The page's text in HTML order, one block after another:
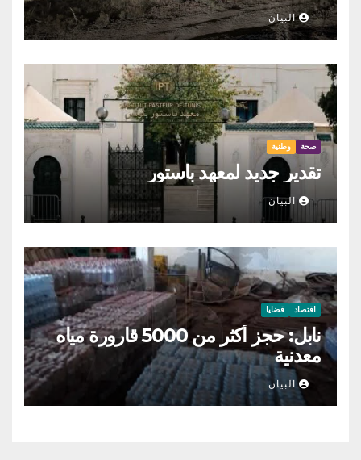
البيان
صحة وطنية
تقدير جديد لمعهد باستور
البيان
اقتصاد قضايا
نابل: حجز أكثر من 5000 قارورة مياه
معدنية
البيان